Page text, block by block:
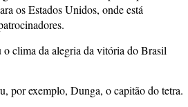
os Estados Unidos, onde está
clima da alegria da vitória do Brasil
por exemplo, Dunga, o capitão do tetra.